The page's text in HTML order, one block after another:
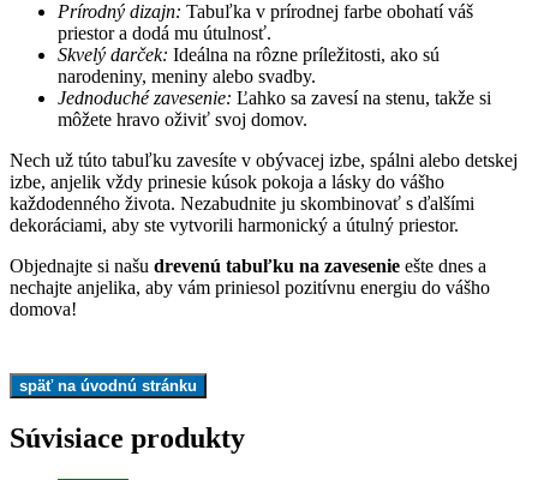
Prírodný dizajn: Tabuľka v prírodnej farbe obohatí váš
priestor a dodá mu útulnosť.
Skvelý darček: Ideálna na rôzne príležitosti, ako sú
narodeniny, meniny alebo svadby.
Jednoduché zavesenie: Ľahko sa zavesí na stenu, takže si
môžete hravo oživiť svoj domov.
Nech už túto tabuľku zavesíte v obývacej izbe, spálni alebo detskej
izbe, anjelik vždy prinesie kúsok pokoja a lásky do vášho
každodenného života. Nezabudnite ju skombinovať s ďalšími
dekoráciami, aby ste vytvorili harmonický a útulný priestor.
Objednajte si našu drevenú tabuľku na zavesenie ešte dnes a
nechajte anjelika, aby vám priniesol pozitívnu energiu do vášho
domova!
Súvisiace produkty